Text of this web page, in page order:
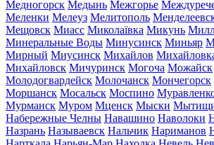
Медногорск Медынь Межгорье
Меленки Мелеуз Мелитополь
Мещовск Миасс Миколаївка Микунь
Минеральные Воды Минусинск Миньяр
Мирный Миусинск Михайлов
Михайловск Мичуринск Могоча Можайск
Молодогвардейск Молочанск Мончегорск
Моршанск Мосальск Моспино
Мурманск Муром Мценск Мыски
Набережные Челны Навашино Наволоки
Назрань Называевск Нальчик Нариманов